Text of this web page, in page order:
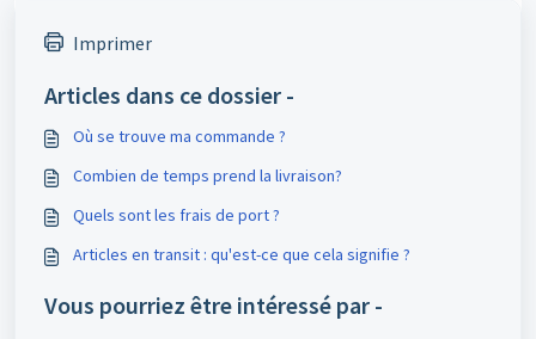
Imprimer
Articles dans ce dossier -
Où se trouve ma commande ?
Combien de temps prend la livraison?
Quels sont les frais de port ?
Articles en transit : qu'est-ce que cela signifie ?
Vous pourriez être intéressé par -